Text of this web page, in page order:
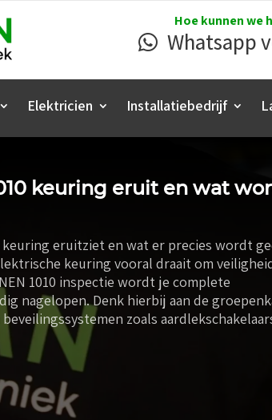
Hoe kunnen we
Whatsapp
Elektricien Installatiebedrijf
keuring eruit en wat
keuring eruitziet en wat er precies wordt
keuring vooral draait om
1010 inspectie wordt je complete
nagelopen. Denk hierbij aan de
zoals